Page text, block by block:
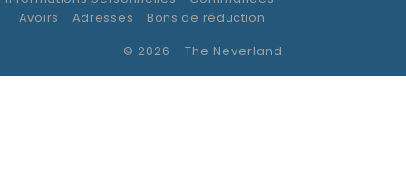
Avoirs
Adresses
Bons de réduction
© 2026 - The Neverland